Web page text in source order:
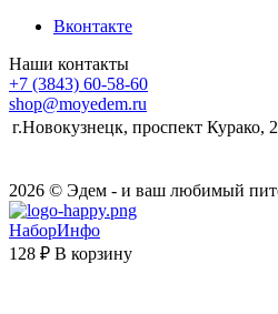
Вконтакте
Наши контакты
+7 (3843) 60-58-60
shop@moyedem.ru
г.Новокузнецк, проспект Курако,
2026 © Эдем - и ваш любимый
НаборИнфо
128 ₽ В корзину